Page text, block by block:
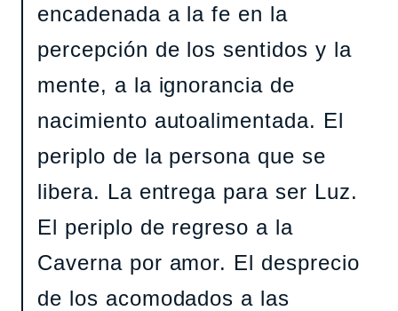
encadenada a la fe en la
percepción de los sentidos y la
mente, a la ignorancia de
nacimiento autoalimentada. El
periplo de la persona que se
libera. La entrega para ser Luz.
El periplo de regreso a la
Caverna por amor. El desprecio
de los acomodados a las